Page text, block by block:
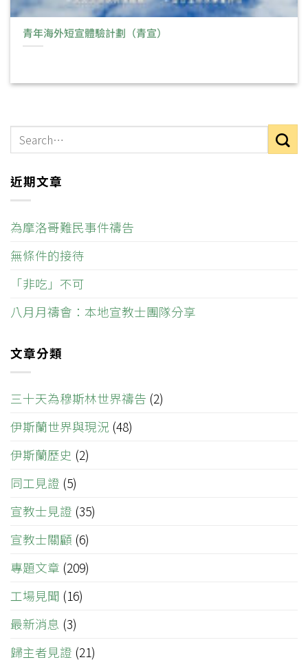
青年海外短宣體驗計劃（青宣）
近期文章
為摩洛哥難民事件禱告
無條件的接待
「非吃」不可
八月月禱會：本地宣教士團隊分享
文章分類
三十天為穆斯林世界禱告 (2)
伊斯蘭世界與現況 (48)
伊斯蘭歷史 (2)
同工見證 (5)
宣教士見證 (35)
宣教士關顧 (6)
專題文章 (209)
工場見聞 (16)
最新消息 (3)
歸主者見證 (21)